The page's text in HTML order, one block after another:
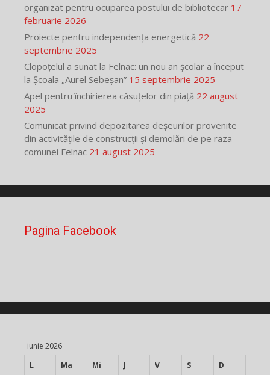
organizat pentru ocuparea postului de bibliotecar 17
februarie 2026
Proiecte pentru independența energetică 22
septembrie 2025
Clopoțelul a sunat la Felnac: un nou an școlar a început
la Școala „Aurel Sebeșan” 15 septembrie 2025
Apel pentru închirierea căsuțelor din piață 22 august
2025
Comunicat privind depozitarea deșeurilor provenite
din activitățile de construcții și demolări de pe raza
comunei Felnac 21 august 2025
Pagina Facebook
iunie 2026
L
Ma Mi J V S D